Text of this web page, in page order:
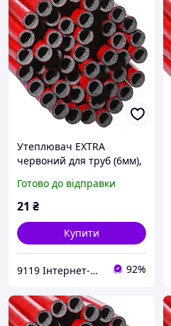
Утеплювач EXTRA
червоний для труб (6мм),
Теплоізол
Готово до відправки
21 ₴
Купити
9119 Інтернет-магазин 92%